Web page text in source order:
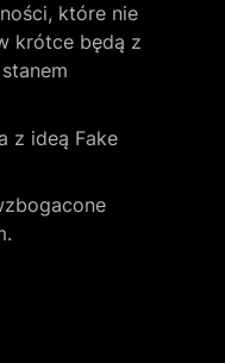
które nie
krótce będą z
z ideą Fake